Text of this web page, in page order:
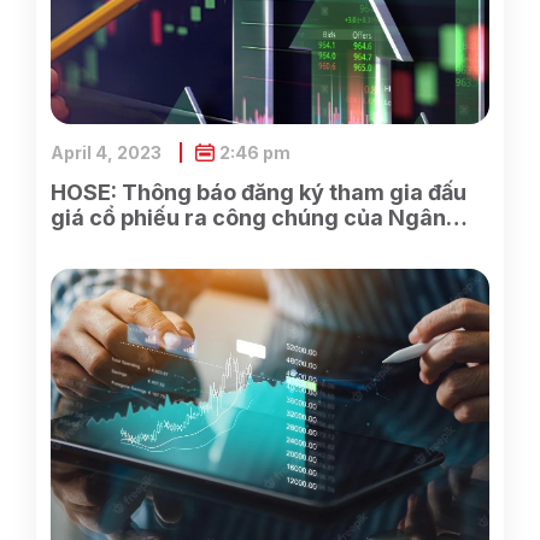
HOSE: Thông báo đăng ký tham gia đấu
giá cổ phiếu ra công chúng của Ngân
April 4, 2023 2:46 pm